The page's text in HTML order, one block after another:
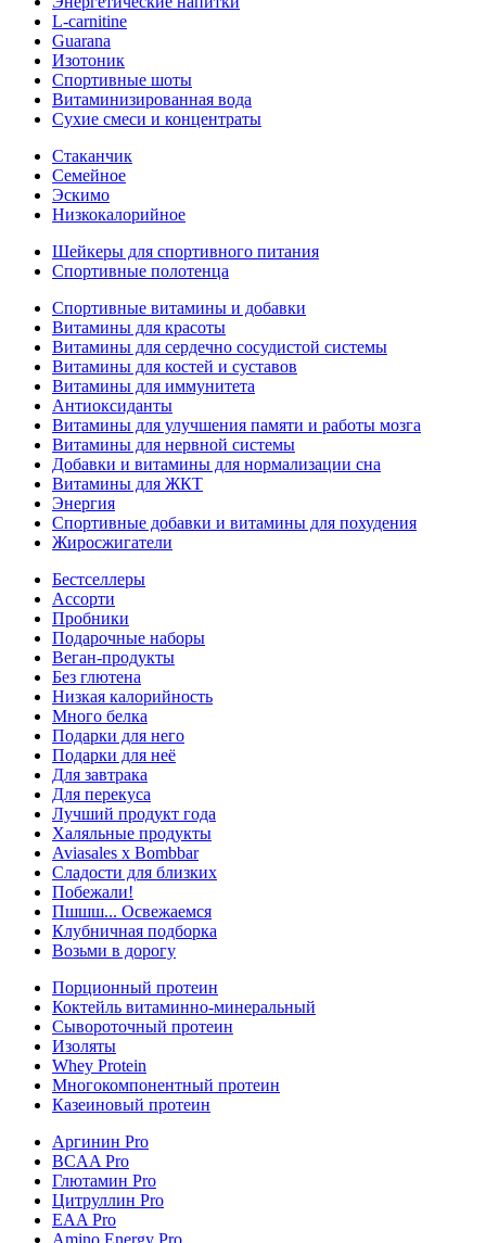
L-carnitine
Guarana
Изотоник
Спортивные шоты
Витаминизированная вода
Сухие смеси и концентраты
Стаканчик
Семейное
Эскимо
Низкокалорийное
Шейкеры для спортивного питания
Спортивные полотенца
Спортивные витамины и добавки
Витамины для красоты
Витамины для сердечно сосудистой системы
Витамины для костей и суставов
Витамины для иммунитета
Антиоксиданты
Витамины для улучшения памяти и работы мозга
Витамины для нервной системы
Добавки и витамины для нормализации сна
Витамины для ЖКТ
Энергия
Спортивные добавки и витамины для похудения
Жиросжигатели
Бестселлеры
Ассорти
Пробники
Подарочные наборы
Веган-продукты
Без глютена
Низкая калорийность
Много белка
Подарки для него
Подарки для неё
Для завтрака
Для перекуса
Лучший продукт года
Халяльные продукты
Aviasales x Bombbar
Сладости для близких
Побежали!
Пшшш... Освежаемся
Клубничная подборка
Возьми в дорогу
Порционный протеин
Коктейль витаминно-минеральный
Сывороточный протеин
Изоляты
Whey Protein
Многокомпонентный протеин
Казеиновый протеин
Аргинин Pro
BCAA Pro
Глютамин Pro
Цитруллин Pro
EAA Pro
Amino Energy Pro